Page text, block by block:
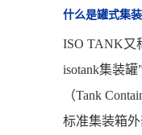
什么是罐式集
ISO TANK又
isotank集装
（Tank
标准集装箱